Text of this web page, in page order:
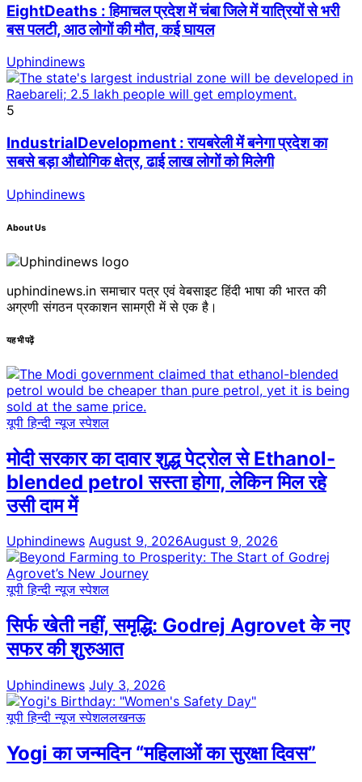
EightDeaths : हिमाचल प्रदेश में चंबा जिले में यात्रियों से भरी
बस पलटी, आठ लोगों की मौत, कई घायल
Uphindinews
5
IndustrialDevelopment : रायबरेली में बनेगा प्रदेश का
सबसे बड़ा औद्योगिक क्षेत्र, ढाई लाख लोगों को मिलेगी
Uphindinews
About Us
uphindinews.in समाचार पत्र एवं वेबसाइट हिंदी भाषा की भारत की
अग्रणी संगठन प्रकाशन सामग्री में से एक है।
यह भी पढ़ें
यूपी हिन्दी न्यूज स्पेशल
मोदी सरकार का दावार शुद्ध पेट्रोल से Ethanol-
blended petrol सस्ता होगा, लेकिन मिल रहे
उसी दाम में
Uphindinews August 9, 2026August 9, 2026
यूपी हिन्दी न्यूज स्पेशल
सिर्फ खेती नहीं, समृद्धि: Godrej Agrovet के नए
सफर की शुरुआत
Uphindinews July 3, 2026
यूपी हिन्दी न्यूज स्पेशललखनऊ
Yogi का जन्मदिन “महिलाओं का सुरक्षा दिवस”